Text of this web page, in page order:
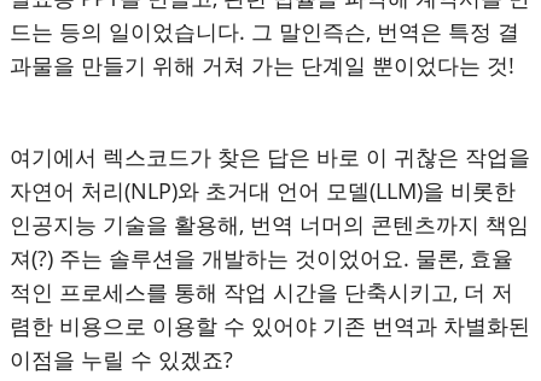
드는 등의 일이었습니다. 그 말인즉슨, 번역은 특정 결
과물을 만들기 위해 거쳐 가는 단계일 뿐이었다는 것!
여기에서 렉스코드가 찾은 답은 바로 이 귀찮은 작업을
자연어 처리(NLP)와 초거대 언어 모델(LLM)을 비롯한
인공지능 기술을 활용해, 번역 너머의 콘텐츠까지 책임
져(?) 주는 솔루션을 개발하는 것이었어요. 물론, 효율
적인 프로세스를 통해 작업 시간을 단축시키고, 더 저
렴한 비용으로 이용할 수 있어야 기존 번역과 차별화된
이점을 누릴 수 있겠죠?